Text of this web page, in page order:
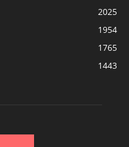
2025
1954
1765
1443